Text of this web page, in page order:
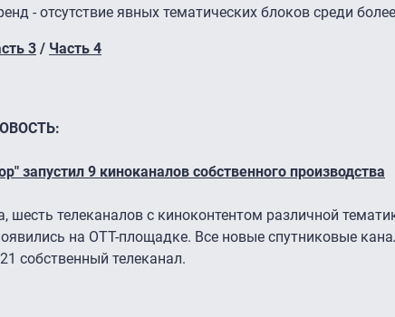
- отсутствие явных тематических блоков среди
3 / Часть 4
запустил 9 киноканалов собственного производства
шесть телеканалов с киноконтентом различной
на ОТТ-площадке. Все новые спутниковые
собственный телеканал.